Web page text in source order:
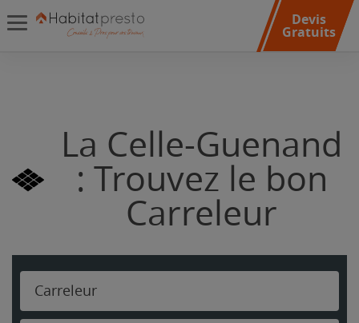
Devis
Gratuits
La Celle-Guenand
: Trouvez le bon
Carreleur
Carreleur